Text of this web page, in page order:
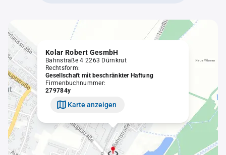
Kolar Robert GesmbH
Bahnstraße 4 2263 Dürnkrut
Rechtsform:
Gesellschaft mit beschränkter Haftung
Firmenbuchnummer:
279784y
Karte anzeigen